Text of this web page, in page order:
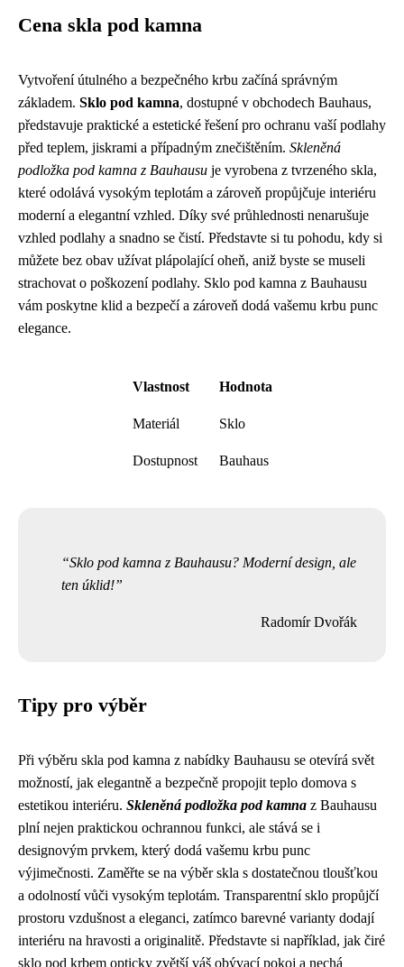
Cena skla pod kamna
Vytvoření útulného a bezpečného krbu začíná správným
základem. Sklo pod kamna, dostupné v obchodech Bauhaus,
představuje praktické a estetické řešení pro ochranu vaší podlahy
před teplem, jiskrami a případným znečištěním. Skleněná
podložka pod kamna z Bauhausu je vyrobena z tvrzeného skla,
které odolává vysokým teplotám a zároveň propůjčuje interiéru
moderní a elegantní vzhled. Díky své průhlednosti nenarušuje
vzhled podlahy a snadno se čistí. Představte si tu pohodu, kdy si
můžete bez obav užívat plápolající oheň, aniž byste se museli
strachovat o poškození podlahy. Sklo pod kamna z Bauhausu
vám poskytne klid a bezpečí a zároveň dodá vašemu krbu punc
elegance.
Vlastnost Hodnota
Materiál Sklo
Dostupnost Bauhaus
Sklo pod kamna z Bauhausu? Moderní design, ale
ten úklid!
Radomír Dvořák
Tipy pro výběr
Při výběru skla pod kamna z nabídky Bauhausu se otevírá svět
možností, jak elegantně a bezpečně propojit teplo domova s
estetikou interiéru. Skleněná podložka pod kamna z Bauhausu
plní nejen praktickou ochrannou funkci, ale stává se i
designovým prvkem, který dodá vašemu krbu punc
výjimečnosti. Zaměřte se na výběr skla s dostatečnou tloušťkou
a odolností vůči vysokým teplotám. Transparentní sklo propůjčí
prostoru vzdušnost a eleganci, zatímco barevné varianty dodají
interiéru na hravosti a originalitě. Představte si například, jak čiré
sklo pod krbem opticky zvětší váš obývací pokoj a nechá